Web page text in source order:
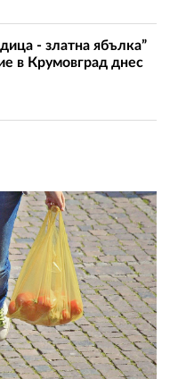
- златна ябълка”
в Крумовград днес